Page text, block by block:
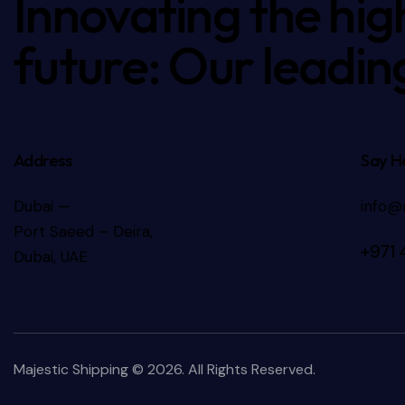
Innovating the
future: Our
Address
Dubai —
Port Saeed – Deira,
Dubai, UAE
Say
+971
Majestic Shipping© 2026. All Rights Reserved.